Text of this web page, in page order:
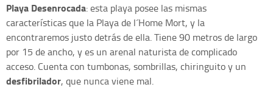
Playa Desenrocada: esta playa posee las mismas
características que la Playa de l´Home Mort, y la
encontraremos justo detrás de ella. Tiene 90 metros de largo
por 15 de ancho, y es un arenal naturista de complicado
acceso. Cuenta con tumbonas, sombrillas, chiringuito y un
desfibrilador, que nunca viene mal.